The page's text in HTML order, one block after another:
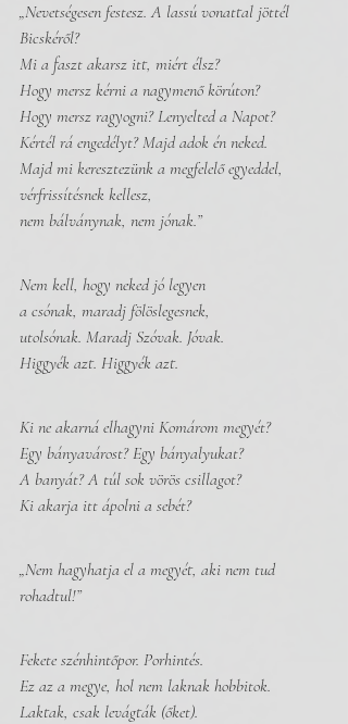
„Nevetségesen festesz. A lassú vonattal jöttél
Bicskéről?
Mi a faszt akarsz itt, miért élsz?
Hogy mersz kérni a nagymenő körúton?
Hogy mersz ragyogni? Lenyelted a Napot?
Kértél rá engedélyt? Majd adok én neked.
Majd mi keresztezünk a megfelelő egyeddel,
vérfrissítésnek kellesz,
nem bálványnak, nem jónak.”
Nem kell, hogy neked jó legyen
a csónak, maradj fölöslegesnek,
utolsónak. Maradj Szóvak. Jóvak.
Higgyék azt. Higgyék azt.
Ki ne akarná elhagyni Komárom megyét?
Egy bányavárost? Egy bányalyukat?
A banyát? A túl sok vörös csillagot?
Ki akarja itt ápolni a sebét?
„Nem hagyhatja el a megyét, aki nem tud
rohadtul!”
Fekete szénhintőpor. Porhintés.
Ez az a megye, hol nem laknak hobbitok.
Laktak, csak levágták (őket).